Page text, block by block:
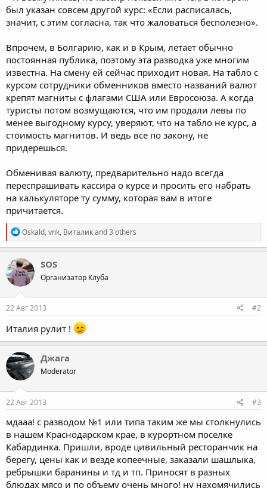
был указан совсем другой курс: «Если расписалась,
значит, с этим согласна, так что жаловаться бесполезно».
Впрочем, в Болгарию, как и в Крым, летает обычно
постоянная публика, поэтому эта разводка уже многим
известна. На смену ей сейчас приходит новая. На табло с
курсом сотрудники обменников вместо названий валют
крепят магниты с флагами США или Евросоюза. А когда
туристы потом возмущаются, что им продали левы по
менее выгодному курсу, уверяют, что на табло не курс, а
стоимость магнитов. И ведь все по закону, не
придерешься.
Обменивая валюту, предварительно надо всегда
переспрашивать кассира о курсе и просить его набрать
на калькуляторе ту сумму, которая вам в итоге
причитается.
R
e
a
c
t
i
o
n
s
Oskald,vnk, Виталикand 3 others
SOS
Организатор Клуба
22 Авг 2013 #2
Италия рулит !
Джага
Moderator
22 Авг 2013 #3
мдааа! с разводом №1 или типа таким же мы столкнулись
в нашем Краснодарском крае, в курортном поселке
Кабардинка. Пришли, вроде цивильный ресторанчик на
берегу, цены как и везде копеечные, заказали шашлыка,
ребрышки баранины и тд и тп. Приносят в разных
блюдах мясо и по объему очень много! ну нахомячились